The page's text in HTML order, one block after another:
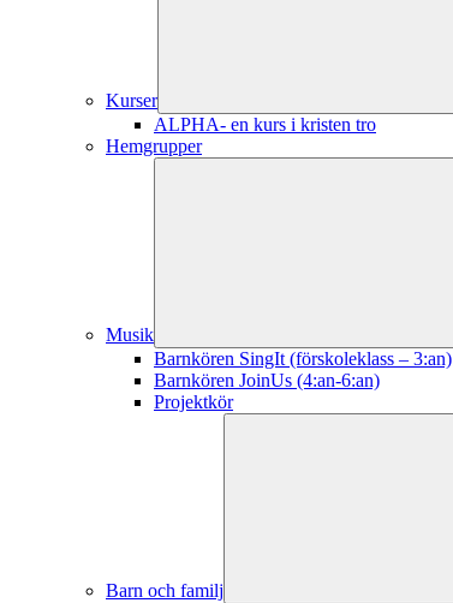
Kurser
ALPHA- en kurs i kristen tro
Hemgrupper
Musik
Barnkören SingIt (förskoleklass – 3:an)
Barnkören JoinUs (4:an-6:an)
Projektkör
Barn och familj